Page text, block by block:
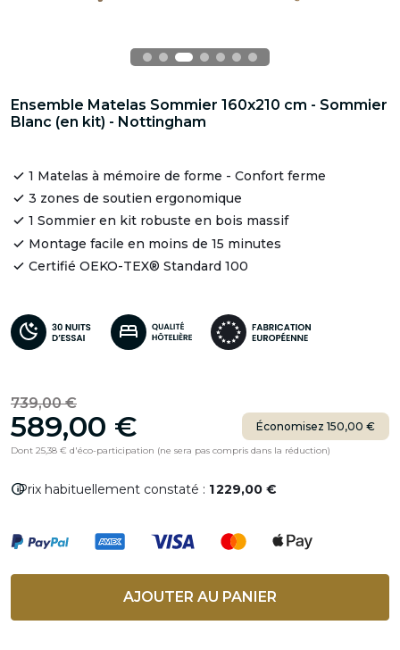
Ensemble Matelas Sommier 160x210 cm - Sommier
Blanc (en kit) - Nottingham
1 Matelas à mémoire de forme - Confort ferme
3 zones de soutien ergonomique
1 Sommier en kit robuste en bois massif
Montage facile en moins de 15 minutes
Certifié OEKO-TEX® Standard 100
739,00 €
589,00 € Économisez 150,00 €
Dont 25,38 € d'éco-participation (ne sera pas compris dans la réduction)
infoPrix habituellement constaté : 1 229,00 €
AJOUTER AU PANIER